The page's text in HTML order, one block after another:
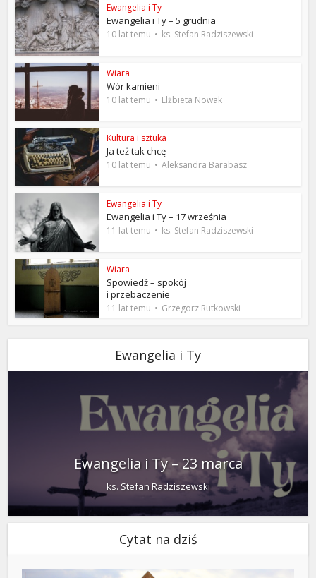
Ewangelia i Ty
Ewangelia i Ty – 5 grudnia
10 lat temu ks. Stefan Radziszewski
Wiara
Wór kamieni
10 lat temu Elżbieta Nowak
Kultura i sztuka
Ja też tak chcę
10 lat temu Aleksandra Barabasz
Ewangelia i Ty
Ewangelia i Ty – 17 września
11 lat temu ks. Stefan Radziszewski
Wiara
Spowiedź – spokój
i przebaczenie
11 lat temu Grzegorz Rutkowski
Ewangelia i Ty
Ewangelia i Ty – 23 marca
ks. Stefan Radziszewski
Cytat na dziś